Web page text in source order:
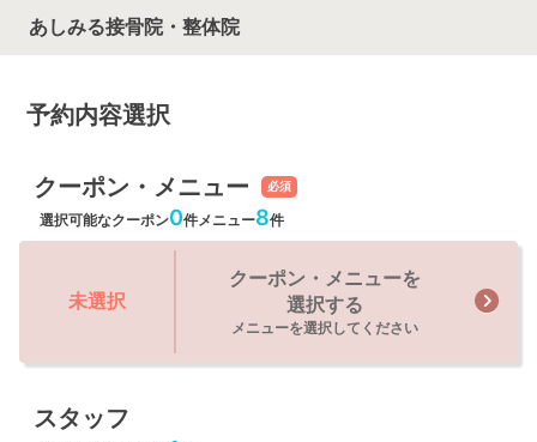
あしみる接骨院・整体院
予約内容選択
クーポン・メニュー 必須
選択可能なクーポン0件 メニュー8件
未選択
クーポン・メニューを
選択する
メニューを選択してください
スタッフ